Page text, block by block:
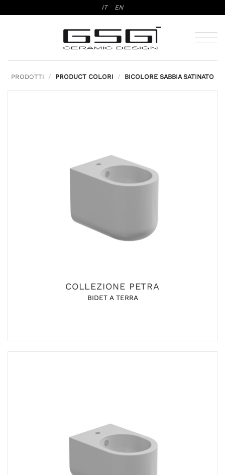
ai
IT EN
PRODOTTI / PRODUCT COLORI / BICOLORE SABBIA SATINATO
COLLEZIONE PETRA
BIDET A TERRA